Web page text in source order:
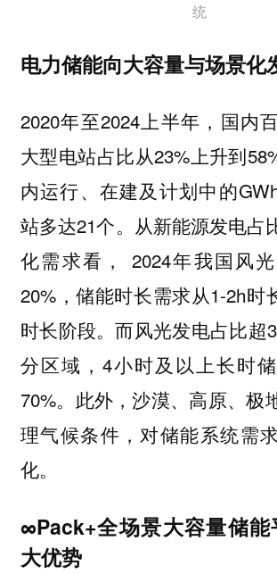
统
电力储能向大容量与场景化
2020年至2024上半年，国内
大型电站占比从23%上升到
内运行、在建及计划中的
站多达21个。从新能源发电占
化需求看， 2024年我国风
20%，储能时长需求从1-2h时
时长阶段。而风光发电占比超
分区域，4小时及以上长时
70%。此外，沙漠、高原、极
理气候条件，对储能系统需
化。
∞Pack+全场景大容量储能
大优势